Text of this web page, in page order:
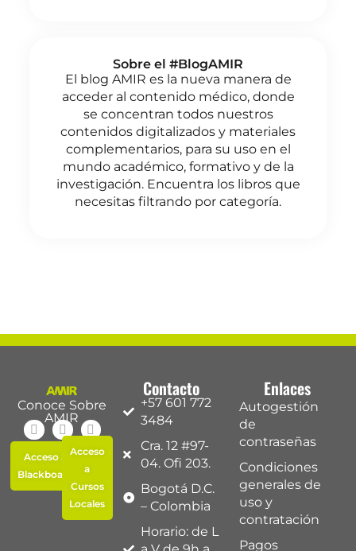
Sobre el #BlogAMIR
El blog AMIR es la nueva manera de
acceder al contenido médico, donde
se concentran todos nuestros
contenidos digitalizados y materiales
complementarios, para su uso en el
mundo académico, formativo y de la
investigación. Encuentra los libros que
necesitas filtrando por categoría.
Conoce Sobre
AMIR
Acceso a
Blackboard
Acceso
a
Cursos
Locales
Contacto
+57 601 772
3484
Cra. 12 #97-
04. Ofi 203.
Bogotá D.C.
– Colombia
Horario: de L
Enlaces
Autogestión
de
contraseñas
Condiciones
generales de
uso y
contratación
Pagos